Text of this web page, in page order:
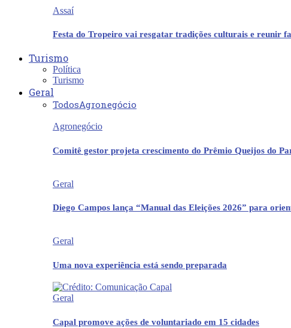
Assaí
Festa do Tropeiro vai resgatar tradições culturais e reunir
Turismo
Política
Turismo
Geral
TodosAgronegócio
Agronegócio
Comitê gestor projeta crescimento do Prêmio Queijos do
Geral
Diego Campos lança “Manual das Eleições 2026” para
Geral
Uma nova experiência está sendo preparada
Geral
Capal promove ações de voluntariado em 15 cidades